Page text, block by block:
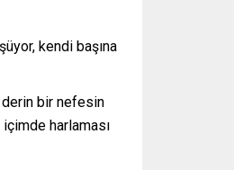
kendi başına
derin bir nefesin
harlaması